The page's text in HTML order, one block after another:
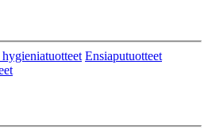
Ensiaputuotteet